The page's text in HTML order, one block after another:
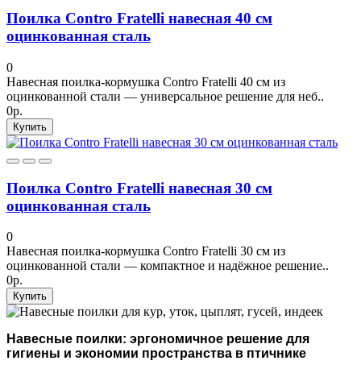
Поилка Contro Fratelli навесная 40 см
оцинкованная сталь
0
Навесная поилка-кормушка Contro Fratelli 40 см из
оцинкованной стали — универсальное решение для неб..
0р.
Купить
Поилка Contro Fratelli навесная 30 см
оцинкованная сталь
0
Навесная поилка-кормушка Contro Fratelli 30 см из
оцинкованной стали — компактное и надёжное решение..
0р.
Купить
Навесные поилки: эргономичное решение для
гигиены и экономии пространства в птичнике